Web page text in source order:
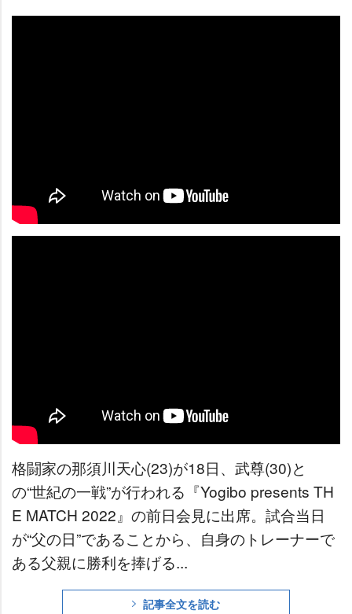
格闘家の那須川天心(23)が18日、武尊(30)と
の“世紀の一戦”が行われる『Yogibo presents TH
E MATCH 2022』の前日会見に出席。試合当日
が“父の日”であることから、自身のトレーナーで
ある父親に勝利を捧げる...
記事全文を読む